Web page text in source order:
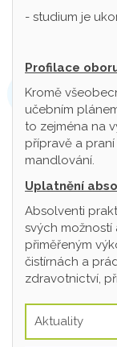
- studium je
Profilace
Kromě
učebním
to zejména na
přípravě a
mandlování.
Uplatnění
Absolventi
svých
přiměřeným
čistírnách a
zdravotnictví,
Aktuality